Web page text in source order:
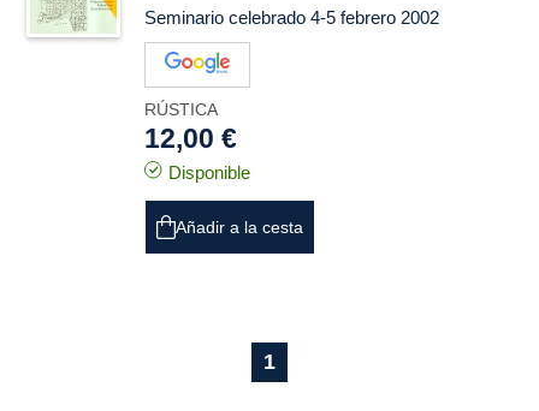
Seminario celebrado 4-5 febrero 2002
RÚSTICA
12,00 €
Disponible
Añadir a la cesta
1